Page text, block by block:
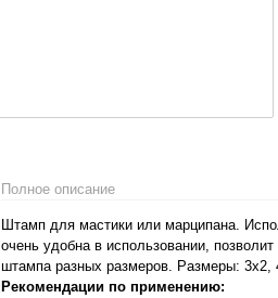
Полное описание
Штамп для мастики или марципана.
очень удобна в использовании,
штампа разных размеров. Размеры: 3х2,
Рекомендации по применению: